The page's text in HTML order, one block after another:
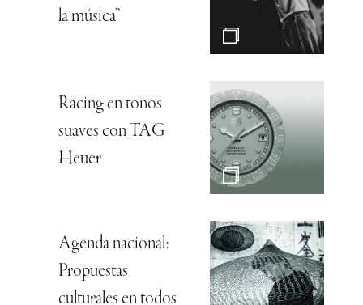
la música”
Racing en tonos
suaves con TAG
Heuer
Agenda nacional:
Propuestas
culturales en todos